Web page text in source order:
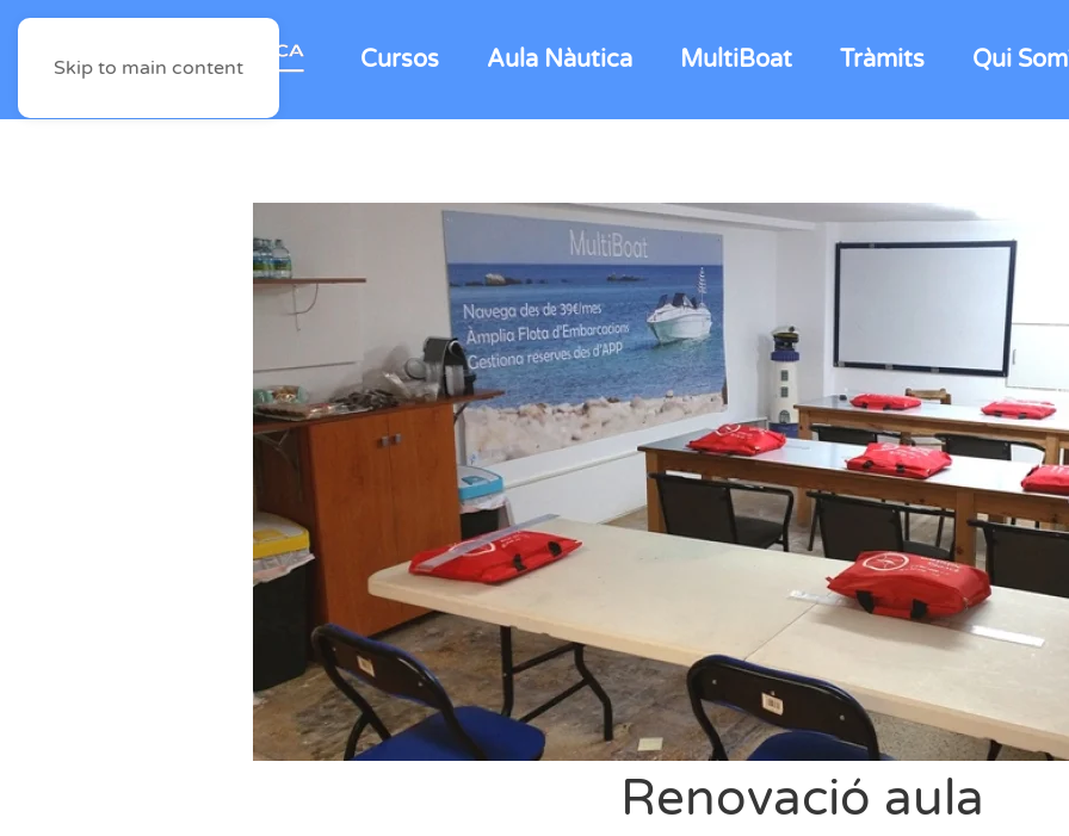
Skip to main content Cursos Aula Nàutica MultiBoat Tràmits Qui
Renovació aula